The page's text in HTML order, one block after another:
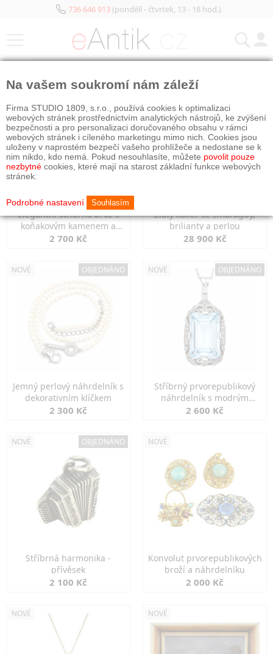
736 646 913(pondělí - čtvrtek, 13 - 18 hod.)
Elegantní stříbrná brož s
koňakovým kamenem a
markazity
2 700 Kč
Zlatý kolier se smaragdy,
brilianty a perlou
28 900 Kč
NOVÉ OBJEDNÁNO
Jemný perlový náhrdelník s
dekorativním klíčkem
2 300 Kč
NOVÉ OBJEDNÁNO
Stříbrný prvorepublikový
náhrdelník s modrým
spinelem
2 600 Kč
NOVÉ OBJEDNÁNO
Stříbrná harmonika -
přívěsek
2 100 Kč
NOVÉ
Konvolut prvorepublikových
broží a náhrdelníku
2 000 Kč
NOVÉ NOVÉ
Na vašem soukromí nám záleží
Firma STUDIO 1809, s.r.o., používá cookies k optimalizaci
webových stránek prostřednictvím analytických nástrojů, ke zvýšení
bezpečnosti a pro personalizaci doručovaného obsahu v rámci
webových stránek i cíleného marketingu mimo nich. Cookies jsou
uloženy v naprostém bezpečí vašeho prohlížeče a nedostane se k
nim nikdo, kdo nemá. Pokud nesouhlasíte, můžete povolit pouze
nezbytné cookies, které mají na starost základní funkce webových
stránek.
Podrobné nastavení Souhlasím